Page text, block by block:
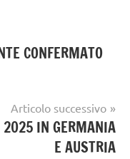
CONFERMATO
Articolo successivo
2025 IN GERMANIA
E AUSTRIA